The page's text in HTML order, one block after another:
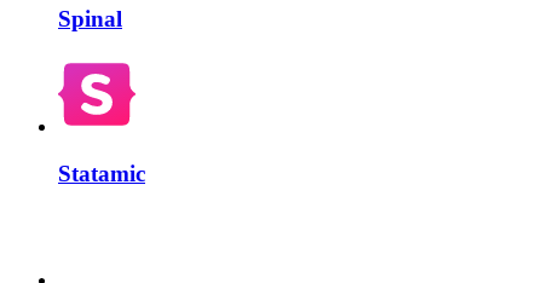
Spinal
Statamic